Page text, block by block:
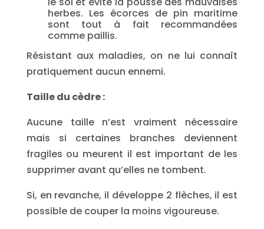
herbes. Les écorces de pin maritime
sont tout à fait recommandées
comme paillis.
Résistant aux maladies, on ne lui connaît
pratiquement aucun ennemi.
Taille du cèdre :
Aucune taille n’est vraiment nécessaire
mais si certaines branches deviennent
fragiles ou meurent il est important de les
supprimer avant qu’elles ne tombent.
Si, en revanche, il développe 2 flèches, il est
possible de couper la moins vigoureuse.